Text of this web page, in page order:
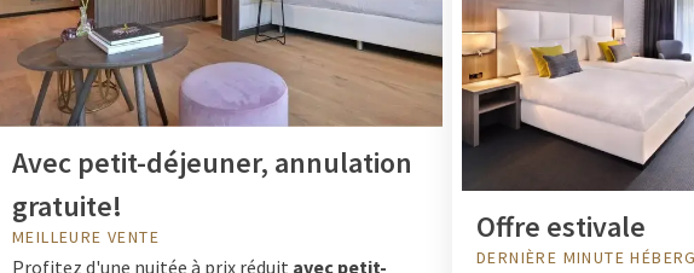
Avec petit-déjeuner, annulation
gratuite!
MEILLEURE VENTE
Profitez d'une nuitée à prix réduit avec petit-
Offre estivale
DERNIÈRE MINUTE